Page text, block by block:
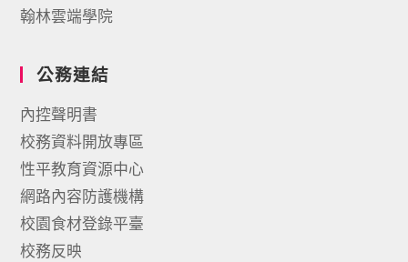
翰林雲端學院
公務連結
內控聲明書
校務資料開放專區
性平教育資源中心
網路內容防護機構
校園食材登錄平臺
校務反映